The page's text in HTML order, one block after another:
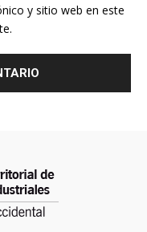
y sitio web en este